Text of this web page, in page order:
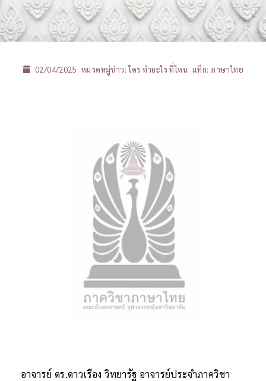
02/04/2025 หมวดหมู่ข่าว:ใคร ทำอะไร ที่ไหน แท็ก: ภาษาไทย
อาจารย์ ดร.ดาวเรือง วิทยารัฐ อาจารย์ประจำภาควิชา